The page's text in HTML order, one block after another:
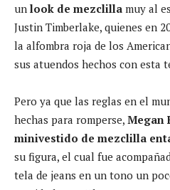
un look de mezclilla muy al
Justin Timberlake, quienes en
la alfombra roja de los
sus atuendos hechos con esta
Pero ya que las reglas en el
hechas para romperse, Megan
minivestido de mezclilla
su figura, el cual fue
tela de jeans en un tono un